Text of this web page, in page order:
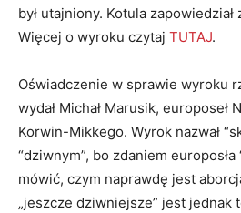
był utajniony. Kotula zapowiedział
Więcej o wyroku czytaj TUTAJ.
Oświadczenie w sprawie wyroku
wydał Michał Marusik, europoseł
Korwin-Mikkego. Wyrok nazwał
“dziwnym”, bo zdaniem
mówić, czym naprawdę jest
„jeszcze dziwniejsze” jest jednak